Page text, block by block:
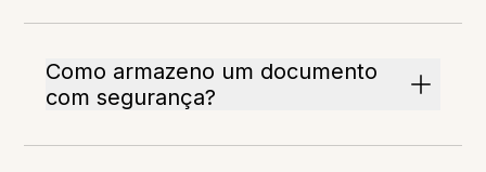
Como armazeno um documento
com segurança?